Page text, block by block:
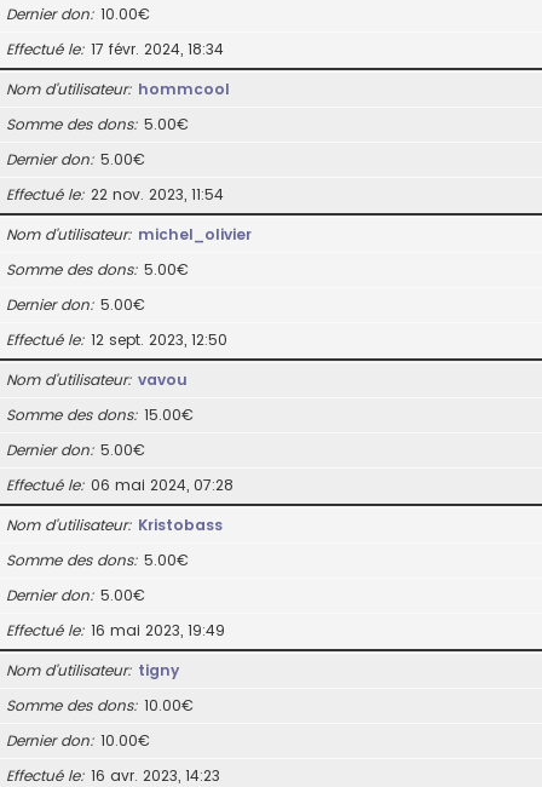
Dernier don 10.00€
Effectué le 17 févr. 2024, 18:34
Nom d’utilisateur hommcool
Somme des dons 5.00€
Dernier don 5.00€
Effectué le 22 nov. 2023, 11:54
Nom d’utilisateur michel_olivier
Somme des dons 5.00€
Dernier don 5.00€
Effectué le 12 sept. 2023, 12:50
Nom d’utilisateur vavou
Somme des dons 15.00€
Dernier don 5.00€
Effectué le 06 mai 2024, 07:28
Nom d’utilisateur Kristobass
Somme des dons 5.00€
Dernier don 5.00€
Effectué le 16 mai 2023, 19:49
Nom d’utilisateur tigny
Somme des dons 10.00€
Dernier don 10.00€
Effectué le 16 avr. 2023, 14:23